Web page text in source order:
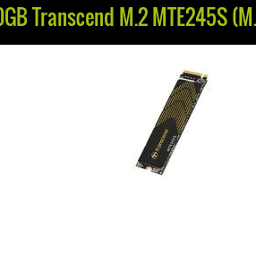
Transcend M.2 MTE245S